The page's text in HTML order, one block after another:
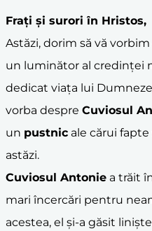
Frați și surori în Hristos,
Astăzi, dorim să vă
un luminător al credinței
dedicat viața lui
vorba despre Cuviosul
un pustnic ale cărui
astăzi.
Cuviosul Antonie a trăit
mari încercări pentru
acestea, el și-a găsit